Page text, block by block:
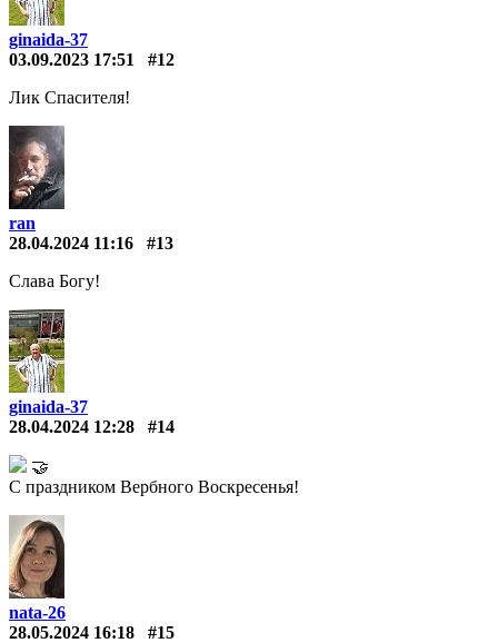
ginaida-37
03.09.2023 17:51
#12
Лик Спасителя!
ran
28.04.2024 11:16
#13
Слава Богу!
ginaida-37
28.04.2024 12:28
#14
🤝
С праздником Вербного Воскресенья!
nata-26
28.05.2024 16:18
#15